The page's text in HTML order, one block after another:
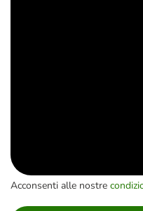
Acconsenti alle nostre